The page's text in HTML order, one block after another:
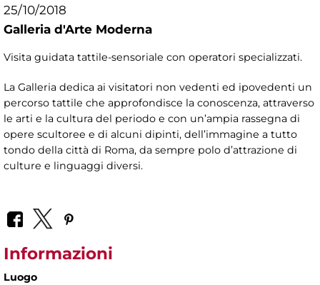
25/10/2018
Galleria d'Arte Moderna
Visita guidata tattile-sensoriale con operatori specializzati.
La Galleria dedica ai visitatori non vedenti ed ipovedenti un
percorso tattile che approfondisce la conoscenza, attraverso
le arti e la cultura del periodo e con un’ampia rassegna di
opere scultoree e di alcuni dipinti, dell’immagine a tutto
tondo della città di Roma, da sempre polo d’attrazione di
culture e linguaggi diversi.
Informazioni
Luogo